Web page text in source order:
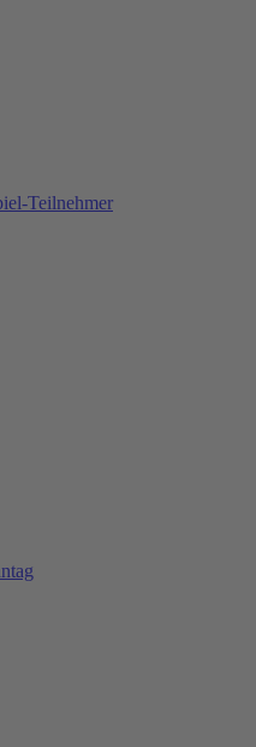
Teilnehmer